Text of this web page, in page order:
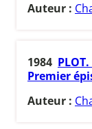
Auteur :
1984
Premier
Auteur :